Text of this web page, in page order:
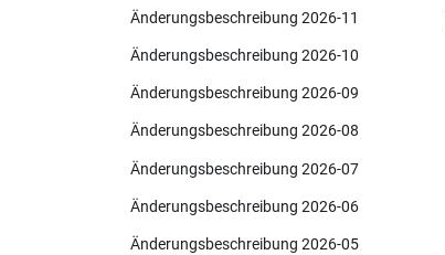
Änderungsbeschreibung 2026-11
Änderungsbeschreibung 2026-10
Änderungsbeschreibung 2026-09
Änderungsbeschreibung 2026-08
Änderungsbeschreibung 2026-07
Änderungsbeschreibung 2026-06
Änderungsbeschreibung 2026-05